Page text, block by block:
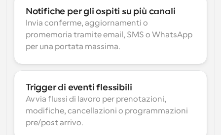
Notifiche per gli ospiti su più canali
Invia conferme, aggiornamenti o
promemoria tramite email, SMS o WhatsApp
per una portata massima.
Trigger di eventi flessibili
Avvia flussi di lavoro per prenotazioni,
modifiche, cancellazioni o programmazioni
pre/post arrivo.